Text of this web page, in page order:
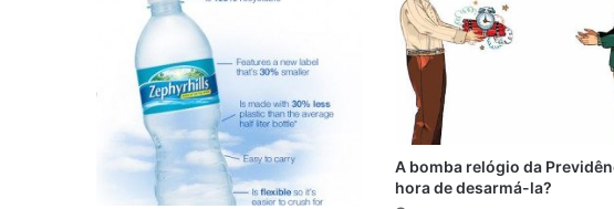
A bomba relógio da
hora de desarmá-la?